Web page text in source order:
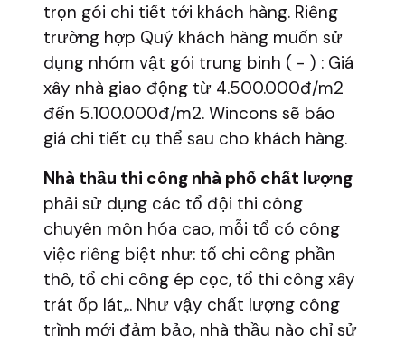
trọn gói chi tiết tới khách hàng. Riêng
trường hợp Quý khách hàng muốn sử
dụng nhóm vật gói trung binh ( - ) : Giá
xây nhà giao động từ 4.500.000đ/m2
đến 5.100.000đ/m2. Wincons sẽ báo
giá chi tiết cụ thể sau cho khách hàng.
Nhà thầu thi công nhà phố chất lượng
phải sử dụng các tổ đội thi công
chuyên môn hóa cao, mỗi tổ có công
việc riêng biệt như: tổ chi công phần
thô, tổ chi công ép cọc, tổ thi công xây
trát ốp lát,.. Như vậy chất lượng công
trình mới đảm bảo, nhà thầu nào chỉ sử